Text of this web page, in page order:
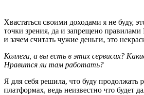
Хвастаться своими доходами я не буду,
точки зрения, да и запрещено
и зачем считать чужие деньги, это
Коллеги, а вы есть в этих сервисах?
Нравится ли там работать?
Я для себя решила, что буду продолжать
платформах, ведь неизвестно что будет